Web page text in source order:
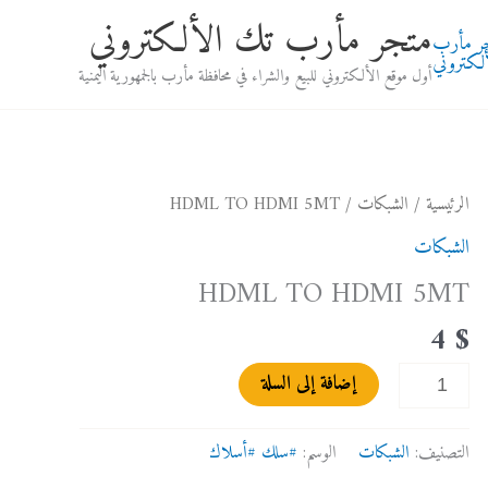
متجر مأرب تك الألكتروني
أول موقع الألكتروني للبيع والشراء في محافظة مأرب بالجمهورية اليمنية
الرئيسية/ الشبكات / HDML TO HDMI 5MT
الشبكات
HDML TO HDMI 5MT
4 $
كمية
HDML
TO
HDMI
5MT
إضافة إلى السلة
التصنيف: الشبكات الوسم: #سلك #أسلاك